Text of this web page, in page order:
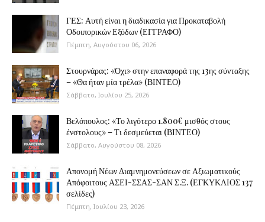
ΓΕΣ: Αυτή είναι η διαδικασία για Προκαταβολή
Οδοιπορικών Εξόδων (ΕΓΓΡΑΦΟ)
Πέμπτη, Αυγούστου 06, 2026
Στουρνάρας: «Όχι» στην επαναφορά της 13ης σύνταξης
– «Θα ήταν μία τρέλα» (ΒΙΝΤΕΟ)
Σάββατο, Ιουλίου 25, 2026
Βελόπουλος: «Το λιγότερο 1.800€ μισθός στους
ένστολους» – Τι δεσμεύεται (ΒΙΝΤΕΟ)
Σάββατο, Αυγούστου 08, 2026
Απονομή Νέων Διαμνημονεύσεων σε Αξιωματικούς
Απόφοιτους ΑΣΕΙ-ΣΣΑΣ-ΣΑΝ Σ.Ξ. (ΕΓΚΥΚΛΙΟΣ 137
σελίδες)
Πέμπτη, Ιουλίου 23, 2026